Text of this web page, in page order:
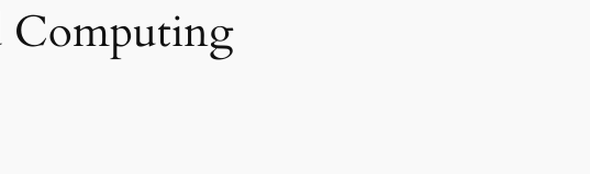
Computing